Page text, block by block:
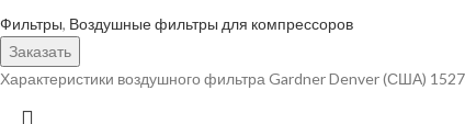
Фильтры, Воздушные фильтры для компрессоров
Заказать
Характеристики воздушного фильтра Gardner Denver (США)